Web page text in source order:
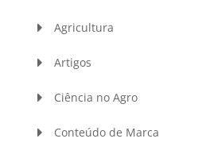
Agricultura
Artigos
Ciência no Agro
Conteúdo de Marca